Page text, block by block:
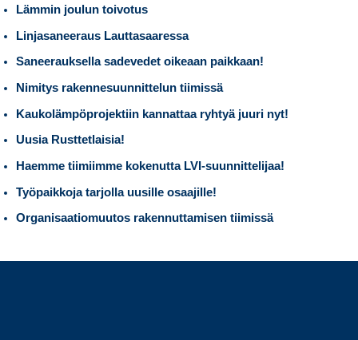
Lämmin joulun toivotus
Linjasaneeraus Lauttasaaressa
Saneerauksella sadevedet oikeaan paikkaan!
Nimitys rakennesuunnittelun tiimissä
Kaukolämpöprojektiin kannattaa ryhtyä juuri nyt!
Uusia Rusttetlaisia!
Haemme tiimiimme kokenutta LVI-suunnittelijaa!
Työpaikkoja tarjolla uusille osaajille!
Organisaatiomuutos rakennuttamisen tiimissä